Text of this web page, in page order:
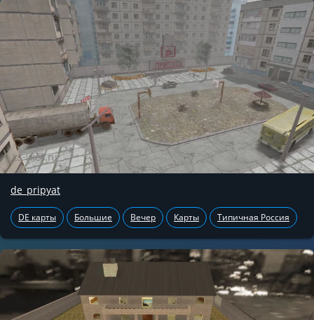
de_pripyat
DE карты Большие Вечер Карты Типичная Россия